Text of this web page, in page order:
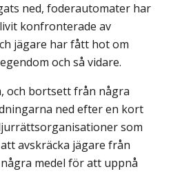
ned, foderautomater har
konfronterade av
jägare har fått hot om
och så vidare.
och bortsett från några
ned efter en kort
som
avskräcka jägare från
medel för att uppnå